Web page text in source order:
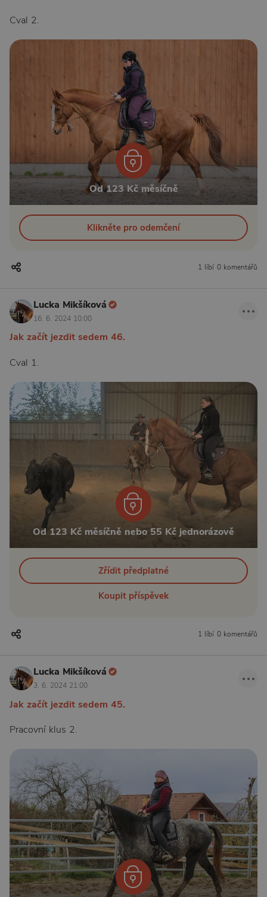
Cval 2.
Od 123 Kč měsíčně
Klikněte pro odemčení
1 líbí 0 komentářů
Lucka Mikšíková
16. 6. 2024 10:00
Jak začít jezdit sedem 46.
Cval 1.
Od 123 Kč měsíčně nebo 55 Kč jednorázově
Zřídit předplatné
Koupit příspěvek
1 líbí 0 komentářů
Lucka Mikšíková
3. 6. 2024 21:00
Jak začít jezdit sedem 45.
Pracovní klus 2.